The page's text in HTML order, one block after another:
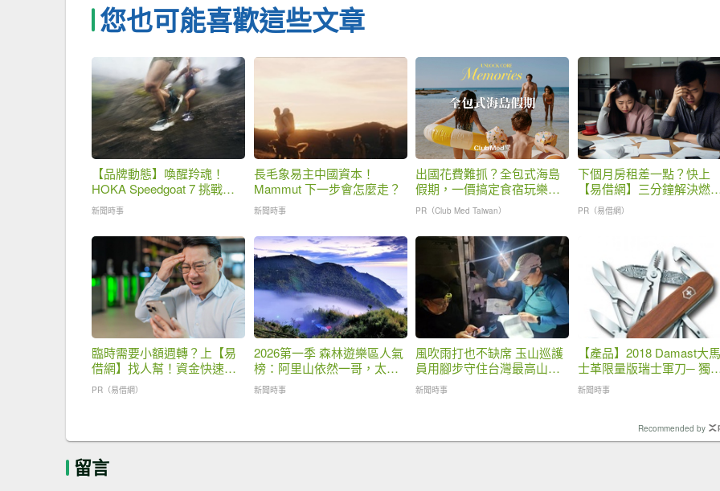
您也可能喜歡這些文章
【品牌動態】喚醒羚魂！
HOKA Speedgoat 7 挑戰全
球 7,000 英呎爬升
新聞時事
長毛象易主中國資本！
Mammut 下一步會怎麼走？
新聞時事
出國花費難抓？全包式海島
假期，一價搞定食宿玩樂，
省錢更省心！
PR（Club Med Taiwan）
下個月房租差一點？快上
【易借網】三分鐘解決燃
之急
PR（易借網）
臨時需要小額週轉？上【易
借網】找人幫！資金快速到
位
PR（易借網）
2026第一季 森林遊樂區人氣
榜：阿里山依然一哥，太平
山、知本悄悄崛起
新聞時事
風吹雨打也不缺席 玉山巡護
員用腳步守住台灣最高山的
平安
新聞時事
【產品】2018 Damast大馬
士革限量版瑞士軍刀─ 獨
傳統
新聞時事
Recommended by
留言